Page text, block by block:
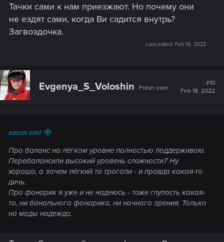
Тачки сами к нам приезжают. Но почему они
не ездят сами, когда Ви садится внутрь?
Загвоздочка.
Last edited: Feb 18, 2022
Evgenya_S_Voloshin Fresh user
#10
Feb 18, 2022
xassav said:
Про баланс на лёгком уровне полностью поддерживаю.
Перебалансили высокий уровень сложности7 Ну
хорошо, а зачем лёгкий то трогали - и правда какая-то
дичь.
Про фонарик я уже и не надеюсь - тоже глупость какая-
то, ни банального фонарика, ни ночного зрения. Только
на моды надежда.